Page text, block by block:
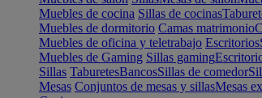
Muebles de cocina Sillas de cocinas
Muebles de dormitorio Camas matrimonio
Muebles de oficina y teletrabajo Escritorios
Muebles de Gaming Sillas gaming
Sillas TaburetesBancosSillas de comedor
Mesas Conjuntos de mesas y sillasMesas